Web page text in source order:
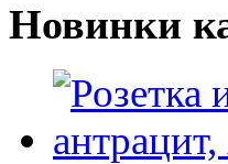
Новинки